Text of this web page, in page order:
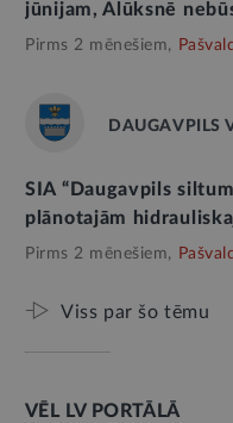
jūnijam, Alūksnē
Pirms 2 mēnešiem,
DAUGAVPILS
SIA “Daugavpils
plānotajām
Pirms 2 mēnešiem,
Viss par šo tēmu
VĒL LV PORTĀLĀ